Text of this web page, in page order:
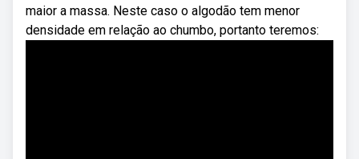
maior a massa. Neste caso o algodão tem menor
densidade em relação ao chumbo, portanto teremos: